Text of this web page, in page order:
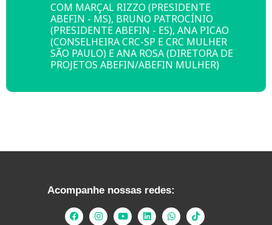
COM MARÇAL RIZZO (PRESIDENTE
ABEFIN - MS), BRUNO PATROCÍNIO
(PRESIDENTE ABEFIN - ES), ANA PICAO
(CONSELHEIRA CRC-SP E CRC MULHER
SÃO PAULO) E ANA ROSA (DIRETORA DE
PROJETOS ABEFIN/ABEFIN MULHER)
Acompanhe nossas redes: